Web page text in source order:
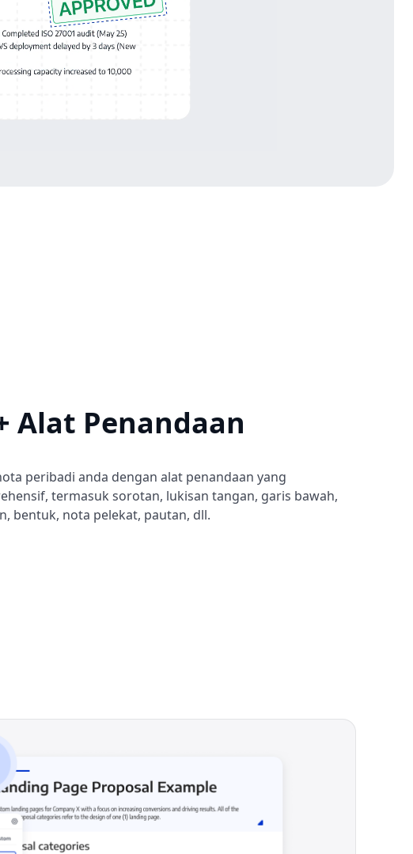
Alat Penandaan
peribadi anda dengan alat penandaan yang
termasuk sorotan, lukisan tangan, garis bawah,
bentuk, nota pelekat, pautan, dll.